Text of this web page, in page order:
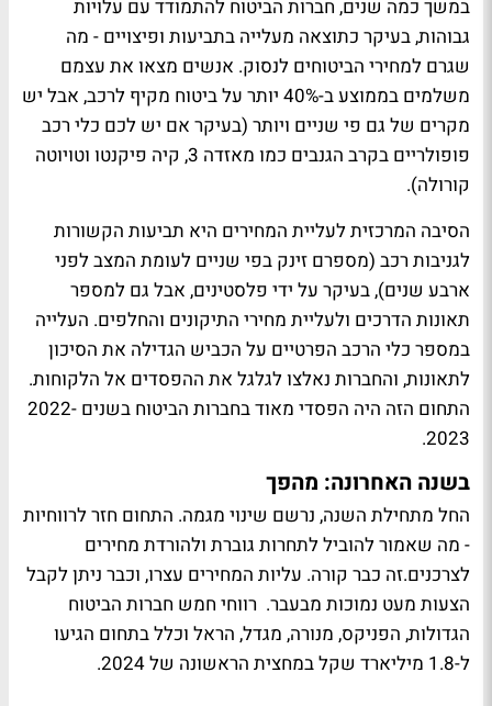
במשך כמה שנים, חברות הביטוח להתמודד עם עלויות
גבוהות, בעיקר כתוצאה מעלייה בתביעות ופיצויים - מה
שגרם למחירי הביטוחים לנסוק. אנשים מצאו את עצמם
משלמים בממוצע ב-40% יותר על ביטוח מקיף לרכב, אבל יש
מקרים של גם פי שניים ויותר (בעיקר אם יש לכם כלי רכב
פופולריים בקרב הגנבים כמו מאזדה 3, קיה פיקנטו וטויוטה
קורולה).
הסיבה המרכזית לעליית המחירים היא תביעות הקשורות
לגניבות רכב (מספרם זינק בפי שניים לעומת המצב לפני
ארבע שנים), בעיקר על ידי פלסטינים, אבל גם למספר
תאונות הדרכים ולעליית מחירי התיקונים והחלפים. העלייה
במספר כלי הרכב הפרטיים על הכביש הגדילה את הסיכון
לתאונות, והחברות נאלצו לגלגל את ההפסדים אל הלקוחות.
התחום הזה היה הפסדי מאוד בחברות הביטוח בשנים 2022-
2023.
בשנה האחרונה: מהפך
החל מתחילת השנה, נרשם שינוי מגמה. התחום חזר לרווחיות
- מה שאמור להוביל לתחרות גוברת ולהורדת מחירים
לצרכנים.זה כבר קורה. עליות המחירים עצרו, וכבר ניתן לקבל
הצעות מעט נמוכות מבעבר. רווחי חמש חברות הביטוח
הגדולות, הפניקס, מנורה, מגדל, הראל וכלל בתחום הגיעו
ל-1.8 מיליארד שקל במחצית הראשונה של 2024.